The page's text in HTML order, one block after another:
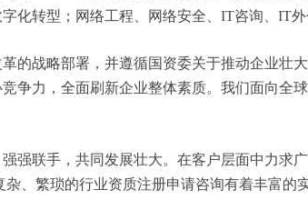
化转型；网络工程、网络安全、IT咨询、IT
的战略部署，并遵循国资委关于推动企业壮
争力，全面刷新企业整体素质。我们面向全
强联手，共同发展壮大。在客户层面中力求
、繁琐的行业资质注册申请咨询有着丰富